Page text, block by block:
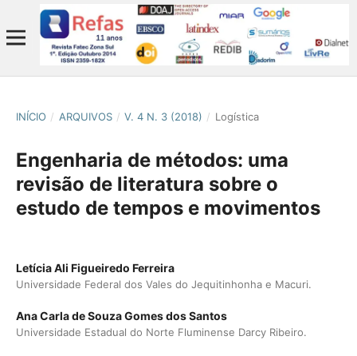
INÍCIO / ARQUIVOS / V. 4 N. 3 (2018) / Logística
Engenharia de métodos: uma
revisão de literatura sobre o
estudo de tempos e movimentos
Letícia Ali Figueiredo Ferreira
Universidade Federal dos Vales do Jequitinhonha e Macuri.
Ana Carla de Souza Gomes dos Santos
Universidade Estadual do Norte Fluminense Darcy Ribeiro.